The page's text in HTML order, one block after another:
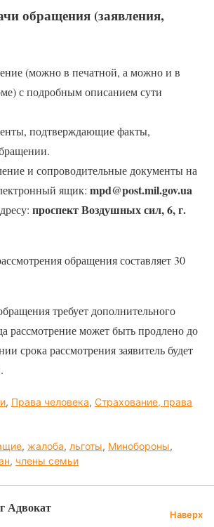
обращения (заявления,
(можно в печатной, а можно и в
с подробным описанием сути
подтверждающие факты,
и сопроводительные документы на
ящик: mpd@post.mil.gov.ua
проспект Воздушных сил, 6, г.
обращения составляет 30
требует дополнительного
рассмотрение может быть продлено до
срока рассмотрения заявитель будет
, Права человека, Страхование, права
, жалоба, льготы, Минобороны,
, члены семьи
Адвокат Наверх